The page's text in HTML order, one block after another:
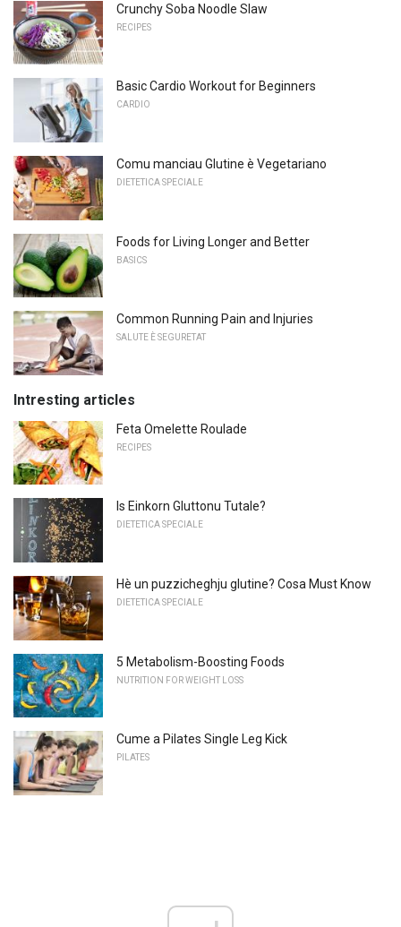
Crunchy Soba Noodle Slaw
RECIPES
Basic Cardio Workout for Beginners
CARDIO
Comu manciau Glutine è Vegetariano
DIETETICA SPECIALE
Foods for Living Longer and Better
BASICS
Common Running Pain and Injuries
SALUTE È SEGURETAT
Intresting articles
Feta Omelette Roulade
RECIPES
Is Einkorn Gluttonu Tutale?
DIETETICA SPECIALE
Hè un puzzicheghju glutine? Cosa Must Know
DIETETICA SPECIALE
5 Metabolism-Boosting Foods
NUTRITION FOR WEIGHT LOSS
Cume a Pilates Single Leg Kick
PILATES